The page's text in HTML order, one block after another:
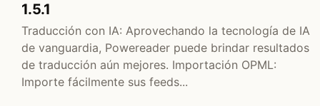
1.5.1
Traducción con IA: Aprovechando la tecnología de IA
de vanguardia, Powereader puede brindar resultados
de traducción aún mejores. Importación OPML:
Importe fácilmente sus feeds...